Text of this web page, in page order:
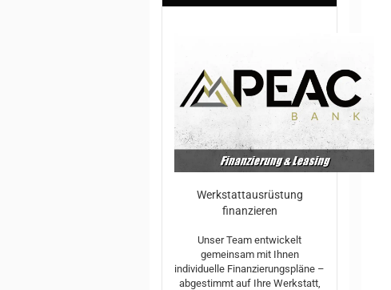
Werkstattausrüstung
finanzieren
Unser Team entwickelt
gemeinsam mit Ihnen
individuelle Finanzierungspläne –
abgestimmt auf Ihre Werkstatt,